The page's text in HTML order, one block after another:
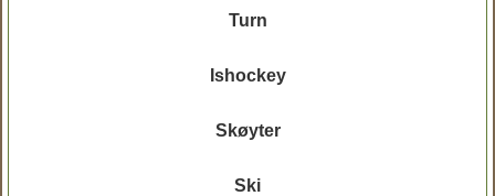
Turn
Ishockey
Skøyter
Ski